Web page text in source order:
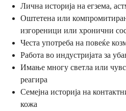
Лична историја на егзема,
Оштетена или
изгореници или хронични
Честа употреба на повеќе
Работа во индустријата за
Имање многу светла или
реагира
Семејна историја на
кожа